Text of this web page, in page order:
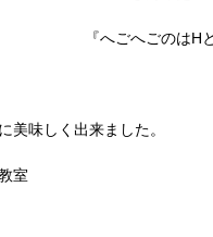
『へごへごのはH
美味しく出来ました。
室